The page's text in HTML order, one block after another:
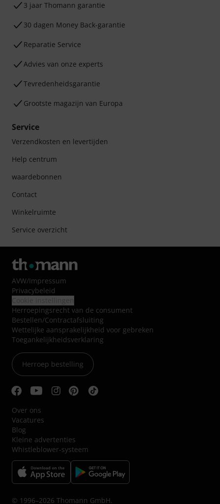
3 jaar Thomann garantie
30 dagen Money Back-garantie
Reparatie Service
Advies van onze experts
Tevredenheidsgarantie
Grootste magazijn van Europa
Service
Verzendkosten en levertijden
Help centrum
waardebonnen
Contact
Winkelruimte
Service overzicht
AVW/Impressum
Privacybeleid
Herroepingsrecht van de consument
Bestellen/Contractafsluiting
Wettelijke aansprakelijkheid voor gebreken
Toegankelijkheidsverklaring
Herroep bestelling
Over ons
Vacatures
Blog
Kleine advertenties
Whistleblower-systeem
© 1996–2026 Thomann GmbH.